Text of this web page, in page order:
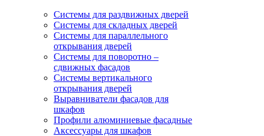
Системы для раздвижных дверей
Системы для складных дверей
Системы для параллельного
открывания дверей
Системы для поворотно –
сдвижных фасадов
Системы вертикального
открывания дверей
Выравниватели фасадов для
шкафов
Профили алюминиевые фасадные
Аксессуары для шкафов